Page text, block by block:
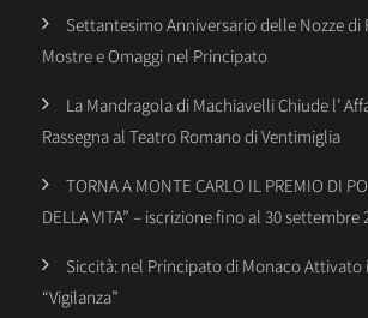
Settantesimo Anniversario delle Nozze di
Mostre e Omaggi nel Principato
La Mandragola di Machiavelli Chiude l’
Rassegna al Teatro Romano di Ventimiglia
TORNA A MONTE CARLO IL PREMIO DI
DELLA VITA” – iscrizione fino al 30 settembre
Siccità: nel Principato di Monaco Attivato
“Vigilanza”